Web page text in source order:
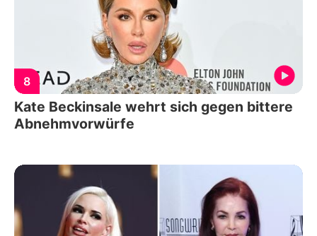
8
Kate Beckinsale wehrt sich gegen bittere
Abnehmvorwürfe